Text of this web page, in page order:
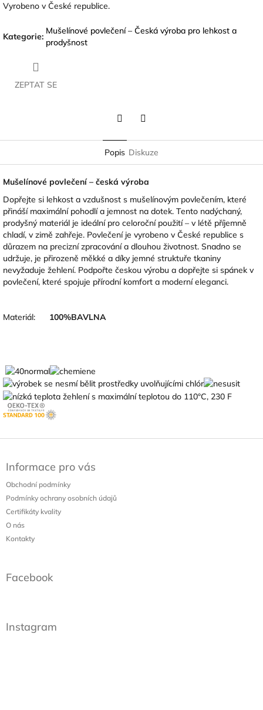
Vyrobeno v České republice.
Kategorie:
Mušelínové povlečení – Česká výroba pro lehkost a
prodyšnost
ZEPTAT SE
Popis Diskuze
Mušelínové povlečení – česká výroba
Dopřejte si lehkost a vzdušnost s mušelínovým povlečením, které
přináší maximální pohodlí a jemnost na dotek. Tento nadýchaný,
prodyšný materiál je ideální pro celoroční použití – v létě příjemně
chladí, v zimě zahřeje. Povlečení je vyrobeno v České republice s
důrazem na precizní zpracování a dlouhou životnost. Snadno se
udržuje, je přirozeně měkké a díky jemné struktuře tkaniny
nevyžaduje žehlení. Podpořte českou výrobu a dopřejte si spánek v
povlečení, které spojuje přírodní komfort a moderní eleganci.
Materiál: 100%BAVLNA
a
Informace pro vás
Obchodní podmínky
Podmínky ochrany osobních údajů
Certifikáty kvality
O nás
Kontakty
Facebook
Instagram